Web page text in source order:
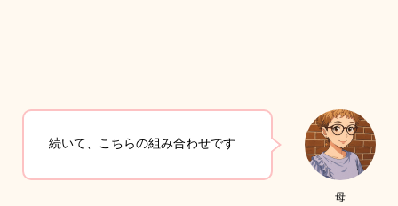
母
続いて、こちらの組み合わせです